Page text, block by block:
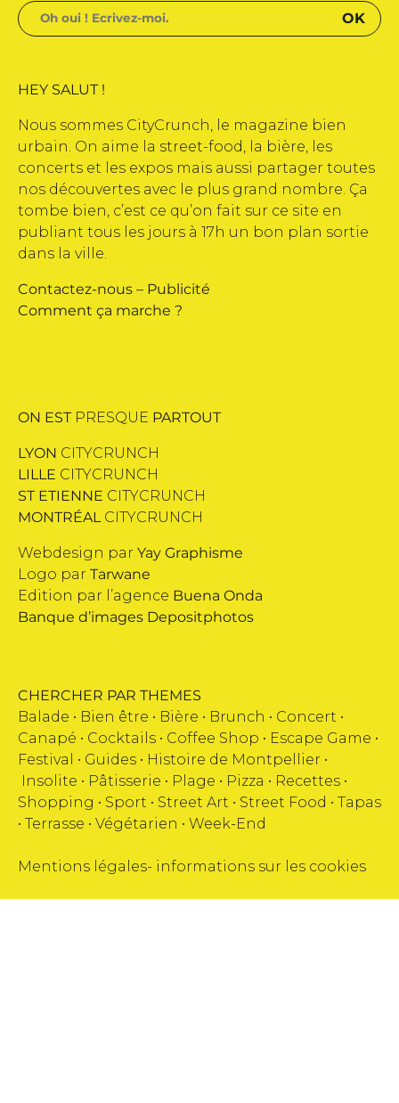
HEY SALUT !
Nous sommes CityCrunch, le magazine bien
urbain. On aime la street-food, la bière, les
concerts et les expos mais aussi partager toutes
nos découvertes avec le plus grand nombre. Ça
tombe bien, c’est ce qu’on fait sur ce site en
publiant tous les jours à 17h un bon plan sortie
dans la ville.
Contactez-nous – Publicité
Comment ça marche ?
ON EST PRESQUE PARTOUT
LYON CITYCRUNCH
LILLE CITYCRUNCH
ST ETIENNE CITYCRUNCH
MONTRÉALCITYCRUNCH
Webdesign par Yay Graphisme
Logo par Tarwane
Edition par l’agence Buena Onda
Banque d’images Depositphotos
CHERCHER PAR THEMES
Balade • Bien être • Bière • Brunch • Concert •
Canapé • Cocktails • Coffee Shop • Escape Game •
Festival
• Guides • Histoire de Montpellier •
Insolite • Pâtisserie • Plage • Pizza • Recettes •
Shopping • Sport • Street Art • Street Food • Tapas
• Terrasse • Végétarien • Week-End
Mentions légales- informations sur les cookies